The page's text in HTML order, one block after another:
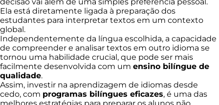
Ela está diretamente ligada à preparação dos
estudantes para interpretar textos em um contexto
global.
Independentemente da língua escolhida, a capacidade
de compreender e analisar textos em outro idioma se
tornou uma habilidade crucial, que pode ser mais
facilmente desenvolvida com um ensino bilíngue de
qualidade.
Assim, investir na aprendizagem de idiomas desde
cedo, com programas bilíngues eficazes, é uma das
melhores estratégias para preparar os alunos não